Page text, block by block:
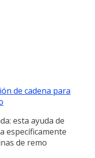
de cadena para
esta ayuda de
específicamente
de remo